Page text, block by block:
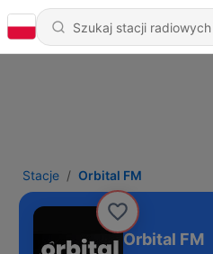
Stacje Orbital FM
Orbital FM